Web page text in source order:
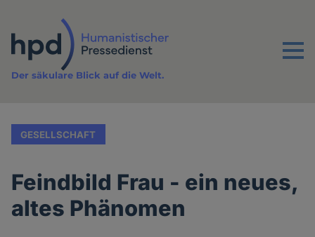
Inhalt
Menu
Der säkulare Blick auf die Welt.
GESELLSCHAFT
Feindbild Frau - ein neues,
altes Phänomen